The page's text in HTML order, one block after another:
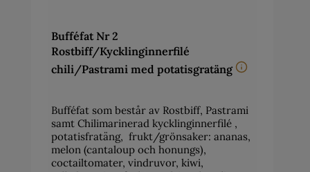
Bufféfat Nr 2
Rostbiff/Kycklinginnerfilé
chili/Pastrami med potatisgratäng
Bufféfat som består av Rostbiff, Pastrami
samt Chilimarinerad kycklinginnerfilé ,
potatisfratäng, frukt/grönsaker: ananas,
melon (cantaloup och honungs),
coctailtomater, vindruvor, kiwi,